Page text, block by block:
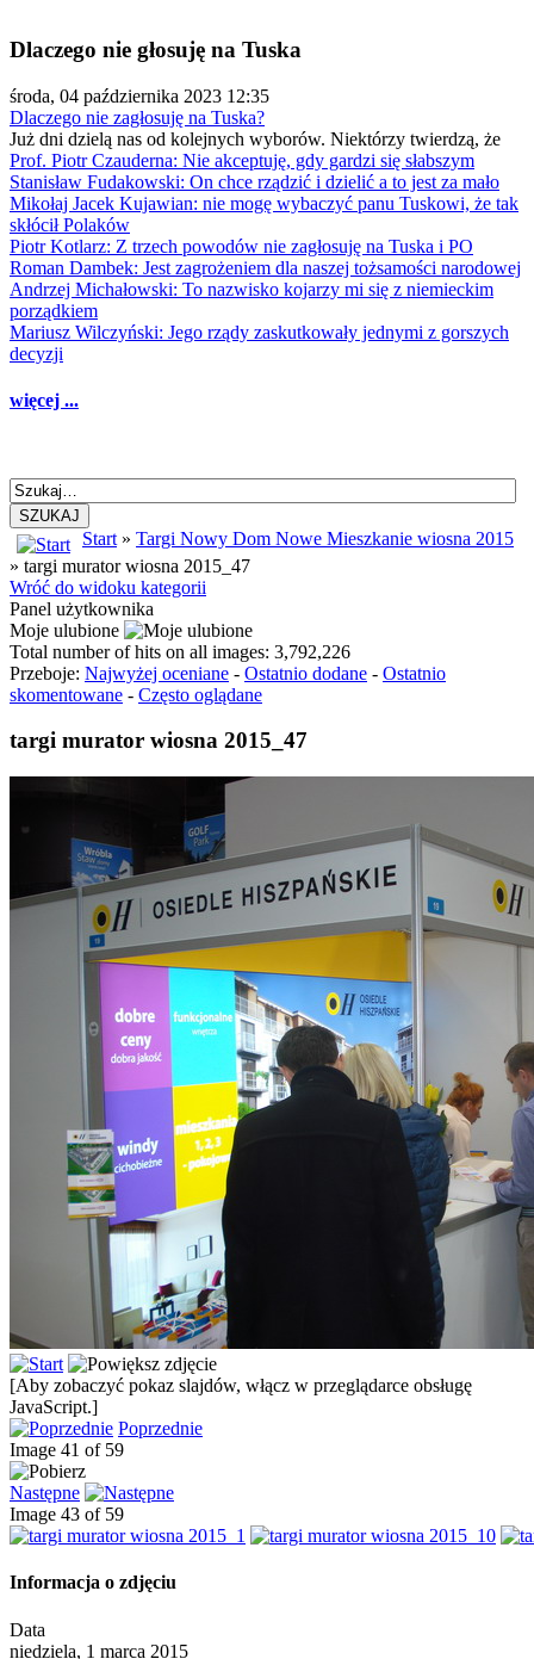
Dlaczego nie głosuję na Tuska
środa, 04 października 2023 12:35
Dlaczego nie zagłosuję na Tuska?
Już dni dzielą nas od kolejnych wyborów. Niektórzy twierdzą, że
Prof. Piotr Czauderna: Nie akceptuję, gdy gardzi się słabszym
Stanisław Fudakowski: On chce rządzić i dzielić a to jest za mało
Mikołaj Jacek Kujawian: nie mogę wybaczyć panu Tuskowi, że tak
skłócił Polaków
Piotr Kotlarz: Z trzech powodów nie zagłosuję na Tuska i PO
Roman Dambek: Jest zagrożeniem dla naszej tożsamości narodowej
Andrzej Michałowski: To nazwisko kojarzy mi się z niemieckim
porządkiem
Mariusz Wilczyński: Jego rządy zaskutkowały jednymi z gorszych
decyzji
więcej ...
SZUKAJ
Start » Targi Nowy Dom Nowe Mieszkanie wiosna 2015
» targi murator wiosna 2015_47
Wróć do widoku kategorii
Panel użytkownika
Moje ulubione
Total number of hits on all images: 3,792,226
Przeboje: Najwyżej oceniane - Ostatnio dodane - Ostatnio
skomentowane - Często oglądane
targi murator wiosna 2015_47
[Aby zobaczyć pokaz slajdów, włącz w przeglądarce obsługę
JavaScript.]
Poprzednie
Image 41 of 59
Następne
Image 43 of 59
Informacja o zdjęciu
Data
niedziela, 1 marca 2015